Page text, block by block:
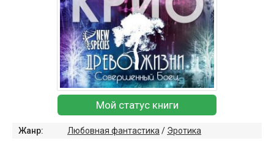
Мой статус книги
Жанр: Любовная фантастика / Эротика